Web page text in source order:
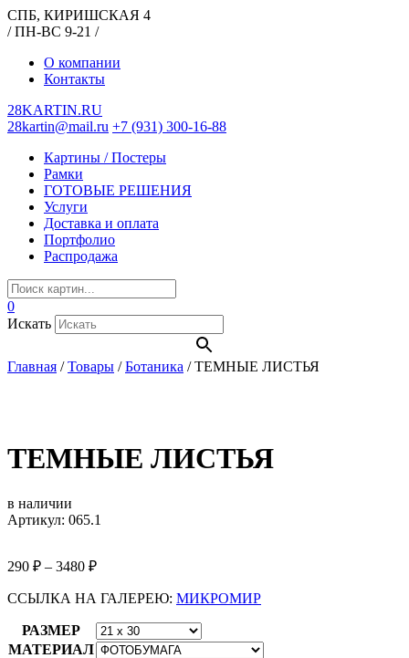
СПБ, КИРИШСКАЯ 4
/ ПН-ВС 9-21 /
О компании
Контакты
28KARTIN.RU
28kartin@mail.ru +7 (931) 300-16-88
Картины / Постеры
Рамки
ГОТОВЫЕ РЕШЕНИЯ
Услуги
Доставка и оплата
Портфолио
Распродажа
0
Искать
Главная /Товары /Ботаника /ТЕМНЫЕ ЛИСТЬЯ
ТЕМНЫЕ ЛИСТЬЯ
в наличии
Артикул: 065.1
290 ₽ – 3480 ₽
ССЫЛКА НА ГАЛЕРЕЮ: МИКРОМИР
РАЗМЕР
МАТЕРИАЛ